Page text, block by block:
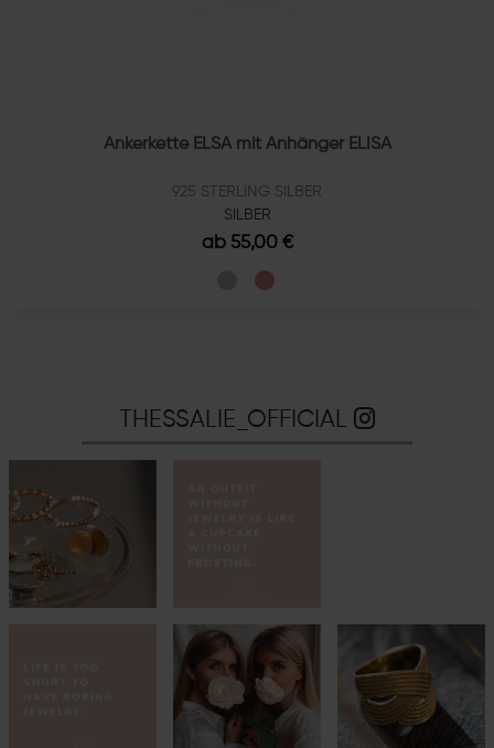
Ankerkette ELSA mit Anhänger ELISA
925 STERLING SILBER
SILBER
ab 55,00 €
THESSALIE_OFFICIAL